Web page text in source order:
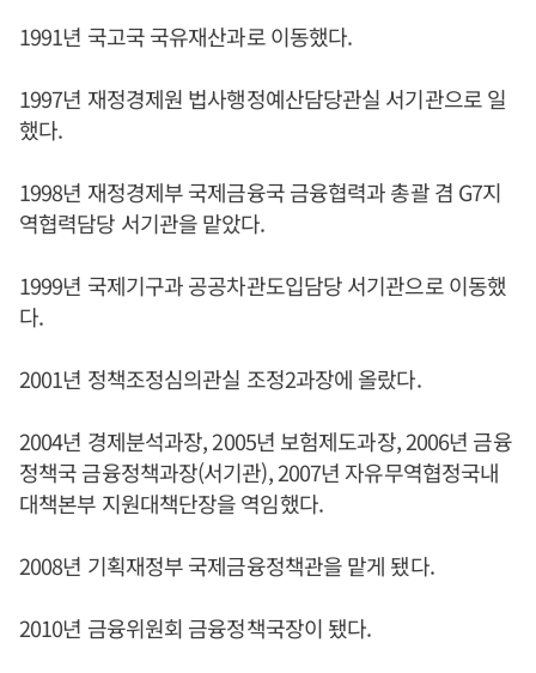
1991년 국고국 국유재산과로 이동했다.
1997년 재정경제원 법사행정예산담당관실 서기관으로 일
했다.
1998년 재정경제부 국제금융국 금융협력과 총괄 겸 G7지
역협력담당 서기관을 맡았다.
1999년 국제기구과 공공차관도입담당 서기관으로 이동했
다.
2001년 정책조정심의관실 조정2과장에 올랐다.
2004년 경제분석과장, 2005년 보험제도과장, 2006년 금융
정책국 금융정책과장(서기관), 2007년 자유무역협정국내
대책본부 지원대책단장을 역임했다.
2008년 기획재정부 국제금융정책관을 맡게 됐다.
2010년 금융위원회 금융정책국장이 됐다.